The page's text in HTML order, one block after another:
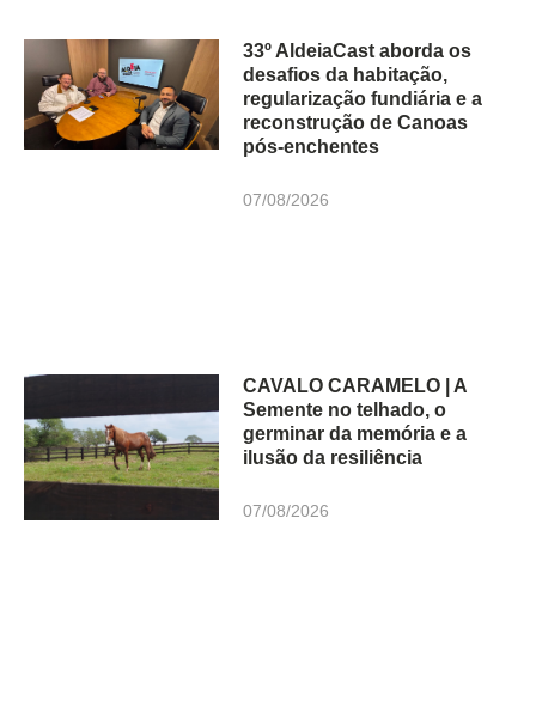
33º AldeiaCast aborda os
desafios da habitação,
regularização fundiária e a
reconstrução de Canoas
pós-enchentes
07/08/2026
CAVALO CARAMELO | A
Semente no telhado, o
germinar da memória e a
ilusão da resiliência
07/08/2026